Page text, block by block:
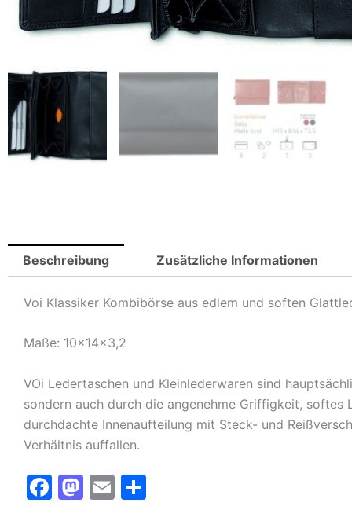
Beschreibung Zusätzliche Informationen
Voi Klassiker Kombibörse aus edlem und soften
Maße: 10x14x3,2
VOi Ledertaschen und Kleinlederwaren sind
sondern auch durch die angenehme Griffigkeit, softes
durchdachte Innenaufteilung mit Steck- und
Verhältnis auffallen.
F
M E